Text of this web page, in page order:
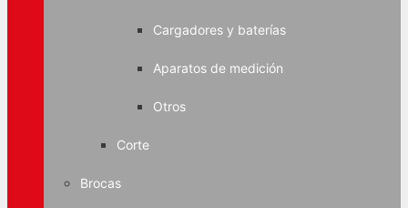
Cargadores y baterías
Aparatos de medición
Otros
Corte
Brocas